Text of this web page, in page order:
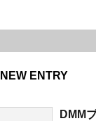
NEW ENTRY
DMM